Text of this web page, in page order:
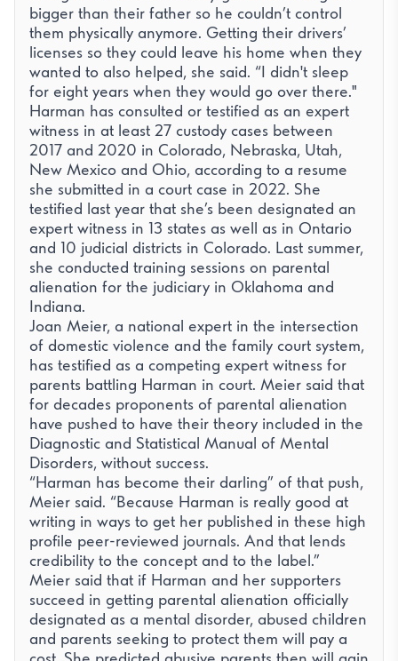
bigger than their father so he couldn’t control
them physically anymore. Getting their drivers’
licenses so they could leave his home when they
wanted to also helped, she said. “I didn't sleep
for eight years when they would go over there."
Harman has consulted or testified as an expert
witness in at least 27 custody cases between
2017 and 2020 in Colorado, Nebraska, Utah,
New Mexico and Ohio, according to a resume
she submitted in a court case in 2022. She
testified last year that she’s been designated an
expert witness in 13 states as well as in Ontario
and 10 judicial districts in Colorado. Last summer,
she conducted training sessions on parental
alienation for the judiciary in Oklahoma and
Indiana.
Joan Meier, a national expert in the intersection
of domestic violence and the family court system,
has testified as a competing expert witness for
parents battling Harman in court. Meier said that
for decades proponents of parental alienation
have pushed to have their theory included in the
Diagnostic and Statistical Manual of Mental
Disorders, without success.
“Harman has become their darling” of that push,
Meier said. “Because Harman is really good at
writing in ways to get her published in these high
profile peer-reviewed journals. And that lends
credibility to the concept and to the label.”
Meier said that if Harman and her supporters
succeed in getting parental alienation officially
designated as a mental disorder, abused children
and parents seeking to protect them will pay a